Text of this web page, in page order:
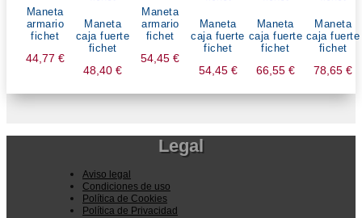
Maneta
armario
fichet
44,77 €
Maneta
caja fuerte
fichet
48,40€
Maneta
armario
fichet
54,45€
Maneta
caja fuerte
fichet
54,45 €
Maneta
caja fuerte
fichet
66,55 €
Maneta
caja fuerte
fichet
78,65€
Legal
Aviso legal
Condiciones de uso
Política de Cookies
Política de Privacidad